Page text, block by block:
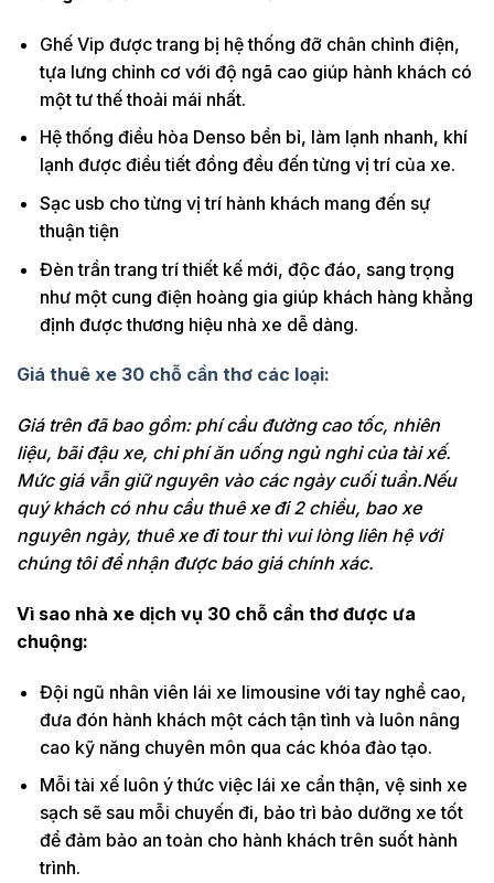
Ghế Vip được trang bị hệ thống đỡ chân chỉnh điện,
tựa lưng chỉnh cơ với độ ngã cao giúp hành khách có
một tư thế thoải mái nhất.
Hệ thống điều hòa Denso bền bỉ, làm lạnh nhanh, khí
lạnh được điều tiết đồng đều đến từng vị trí của xe.
Sạc usb cho từng vị trí hành khách mang đến sự
thuận tiện
Đèn trần trang trí thiết kế mới, độc đáo, sang trọng
như một cung điện hoàng gia giúp khách hàng khẳng
định được thương hiệu nhà xe dễ dàng.
Giá thuê xe 30 chỗ cần thơ các loại:
Giá trên đã bao gồm: phí cầu đường cao tốc, nhiên
liệu, bãi đậu xe, chi phí ăn uống ngủ nghỉ của tài xế.
Mức giá vẫn giữ nguyên vào các ngày cuối tuần.Nếu
quý khách có nhu cầu thuê xe đi 2 chiều, bao xe
nguyên ngày, thuê xe đi tour thì vui lòng liên hệ với
chúng tôi để nhận được báo giá chính xác.
Vì sao nhà xe dịch vụ 30 chỗ cần thơ được ưa
chuộng:
Đội ngũ nhân viên lái xe limousine với tay nghề cao,
đưa đón hành khách một cách tận tình và luôn nâng
cao kỹ năng chuyên môn qua các khóa đào tạo.
Mỗi tài xế luôn ý thức việc lái xe cẩn thận, vệ sinh xe
sạch sẽ sau mỗi chuyến đi, bảo trì bảo dưỡng xe tốt
để đảm bảo an toàn cho hành khách trên suốt hành
trình.